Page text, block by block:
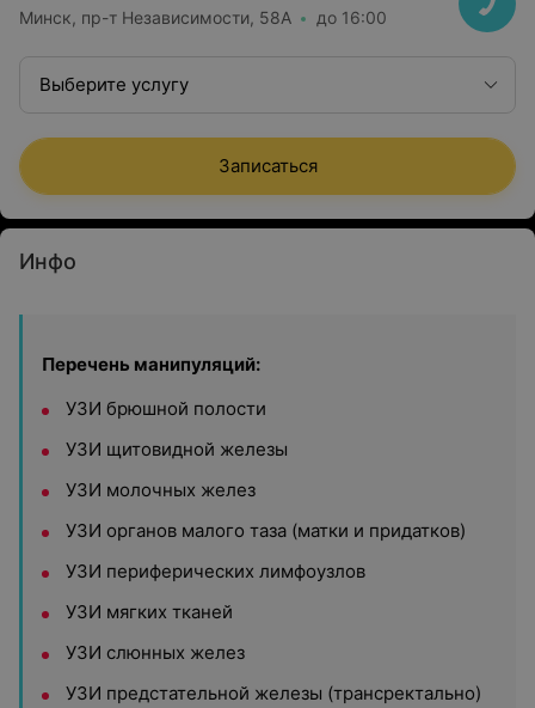
Минск, пр-т Независимости, 58А до 16:00
Выберите услугу
Записаться
Инфо
Перечень манипуляций:
УЗИ брюшной полости
УЗИ щитовидной железы
УЗИ молочных желез
УЗИ органов малого таза (матки и придатков)
УЗИ периферических лимфоузлов
УЗИ мягких тканей
УЗИ слюнных желез
УЗИ предстательной железы (трансректально)